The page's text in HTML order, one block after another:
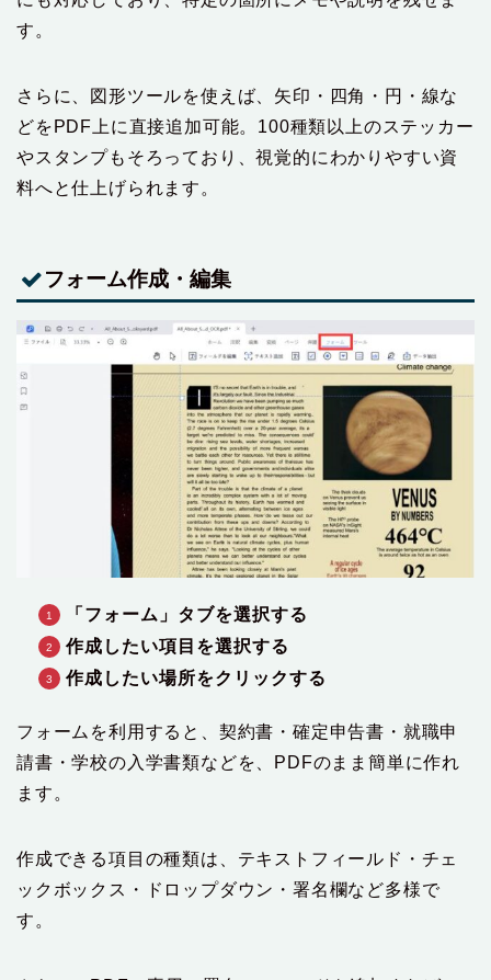
す。
さらに、図形ツールを使えば、矢印・四角・円・線な
どをPDF上に直接追加可能。100種類以上のステッカー
やスタンプもそろっており、視覚的にわかりやすい資
料へと仕上げられます。
フォーム作成・編集
「フォーム」タブを選択する
作成したい項目を選択する
作成したい場所をクリックする
フォームを利用すると、契約書・確定申告書・就職申
請書・学校の入学書類などを、PDFのまま簡単に作れ
ます。
作成できる項目の種類は、テキストフィールド・チェ
ックボックス・ドロップダウン・署名欄など多様で
す。